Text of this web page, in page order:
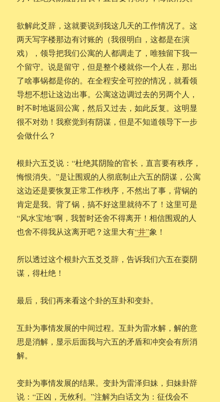
欲解此爻辞，这就要说到我这几天的工作情况了。这
两天写字楼那边有讨账的（我很明白，这都是在演
戏），领导把我们公寓的人都调走了，唯独留下我一
个留守。说是留守，但是整个楼就你一个人在，那出
了啥事锅都是你的。在全程安全可控的情况，就看领
导想不想让这边出事。公寓这边调过去的另两个人，
时不时地返回公寓，然后又过去，如此反复。这明显
很不对劲！我察觉到有阴谋，但是不知道领导下一步
会做什么？
根卦六五爻说：“杜绝其阴险的官长，直言要有秩序，
悔恨消失。”是让围观的人彻底制止六五的阴谋，公寓
这边还是要恢复正常工作秩序，不然出了事，背锅的
肯定是我。背了锅，搞不好这里就待不了！这里可是
“风水宝地”啊，我暂时还舍不得离开！相信围观的人
也舍不得我从这离开吧？这里大有“井”象！
所以透过这个根卦六五爻爻辞，告诉我们六五在耍阴
谋，得杜绝！
最后，我们再来看这个卦的互卦和变卦。
互卦为事情发展的中间过程。互卦为雷水解，解的意
思是消解，显示后面我与六五的矛盾和冲突会有所消
解。
变卦为事情发展的结果。变卦为雷泽归妹，归妹卦辞
说：“正凶，无攸利。”注解为白话文为：征伐会不